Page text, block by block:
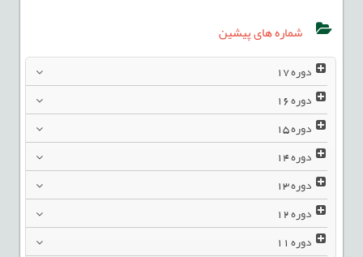
شماره های پیشین
دوره17
دوره16
دوره15
دوره14
دوره13
دوره12
دوره11